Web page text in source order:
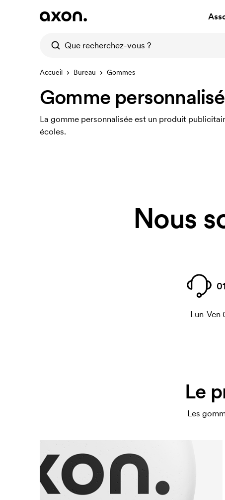
Accueil Bureau Gommes
Gomme
La gomme personnalisée est un produit
écoles.
Nous
Lun-Ven
Le
Les